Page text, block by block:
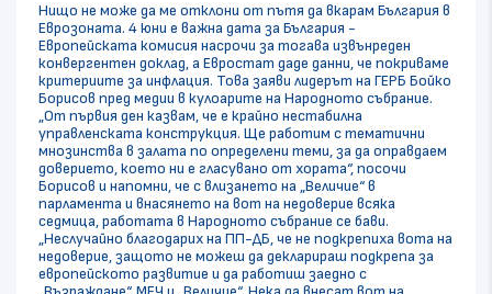
Нищо не може да ме отклони от пътя да вкарам България в
Еврозоната. 4 юни е важна дата за България -
Европейската комисия насрочи за тогава извънреден
конвергентен доклад, а Евростат даде данни, че покриваме
критериите за инфлация. Това заяви лидерът на ГЕРБ Бойко
Борисов пред медии в кулоарите на Народното събрание.
„От първия ден казвам, че е крайно нестабилна
управленската конструкция. Ще работим с тематични
мнозинства в залата по определени теми, за да оправдаем
доверието, което ни е гласувано от хората“, посочи
Борисов и напомни, че с влизането на „Величие“ в
парламента и внасянето на вот на недоверие всяка
седмица, работата в Народното събрание се бави.
„Неслучайно благодарих на ПП-ДБ, че не подкрепиха вота на
недоверие, защото не можеш да декларираш подкрепа за
европейското развитие и да работиш заедно с